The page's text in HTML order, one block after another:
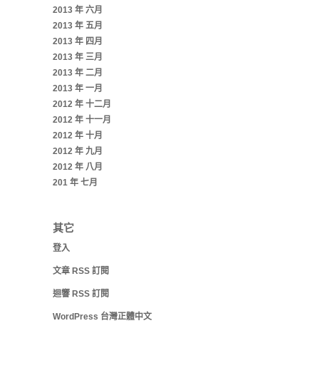
2013 年 六月
2013 年 五月
2013 年 四月
2013 年 三月
2013 年 二月
2013 年 一月
2012 年 十二月
2012 年 十一月
2012 年 十月
2012 年 九月
2012 年 八月
201 年 七月
其它
登入
文章 RSS 訂閱
迴響 RSS 訂閱
WordPress 台灣正體中文